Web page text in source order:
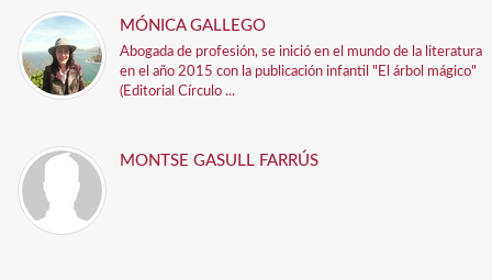
MÓNICA GALLEGO
Abogada de profesión, se inició en el mundo de la literatura
en el año 2015 con la publicación infantil "El árbol mágico"
(Editorial Círculo ...
MONTSE GASULL FARRÚS